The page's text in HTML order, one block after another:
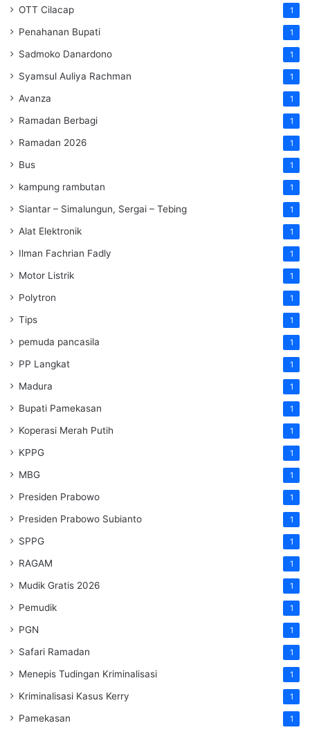
OTT Cilacap 1
Penahanan Bupati 1
Sadmoko Danardono 1
Syamsul Auliya Rachman 1
Avanza 1
Ramadan Berbagi 1
Ramadan 2026 1
Bus 1
kampung rambutan 1
Siantar – Simalungun, Sergai – Tebing 1
Alat Elektronik 1
Ilman Fachrian Fadly 1
Motor Listrik 1
Polytron 1
Tips 1
pemuda pancasila 1
PP Langkat 1
Madura 1
Bupati Pamekasan 1
Koperasi Merah Putih 1
KPPG 1
MBG 1
Presiden Prabowo 1
Presiden Prabowo Subianto 1
SPPG 1
RAGAM 1
Mudik Gratis 2026 1
Pemudik 1
PGN 1
Safari Ramadan 1
Menepis Tudingan Kriminalisasi 1
Kriminalisasi Kasus Kerry 1
Pamekasan 1